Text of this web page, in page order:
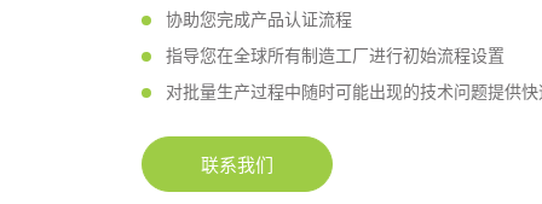
协助您完成产品认证流程
指导您在全球所有制造工厂进行初始流程设置
对批量生产过程中随时可能出现的技术问题提供
联系我们